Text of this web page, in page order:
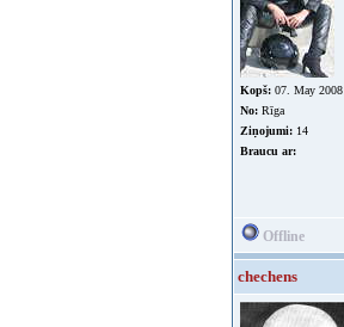
Kopš: 07. May 2008
No: Rīga
Ziņojumi: 14
Braucu ar:
Offline
chechens